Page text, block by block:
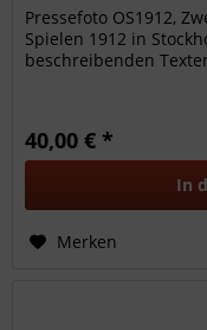
Pressefoto OS1912,
Spielen 1912 in
beschreibenden
40,00 € *
In
Merken